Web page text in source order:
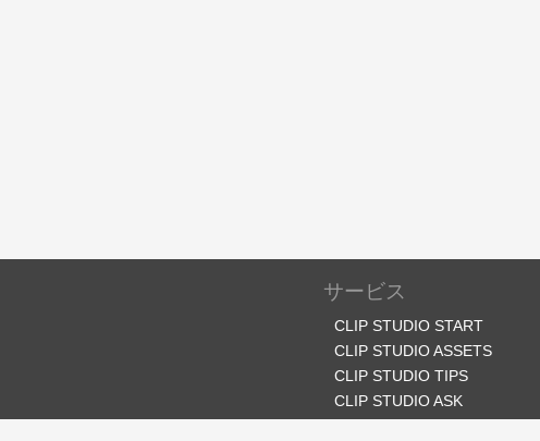
サービス
CLIP STUDIO START
CLIP STUDIO ASSETS
CLIP STUDIO TIPS
CLIP STUDIO ASK